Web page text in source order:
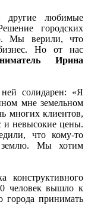
другие любимые
городских
Мы верили, что
Но от нас
Ирина
солидарен: «Я
мне земельном
многих клиентов,
и невысокие цены.
что кому-то
землю. Мы хотим
конструктивного
человек вышло к
города принимать